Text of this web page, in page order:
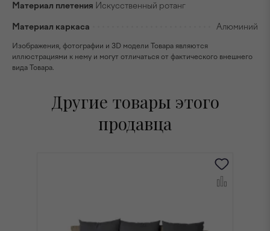
Материал плетения Искусственный ротанг
Материал каркаса Алюминий
Изображения, фотографии и 3D модели Товара являются
иллюстрациями к нему и могут отличаться от фактического внешнего
вида Товара.
Другие товары этого
продавца